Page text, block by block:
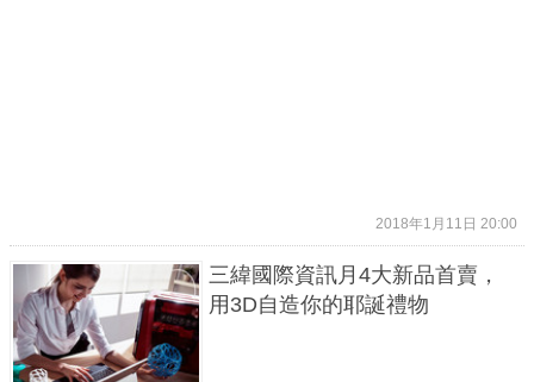
2018年1月11日 20:00
三緯國際資訊月4大新品首賣，
用3D自造你的耶誕禮物